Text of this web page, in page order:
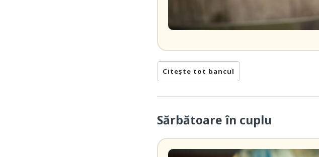
Citește tot bancul
Sărbătoare în cuplu